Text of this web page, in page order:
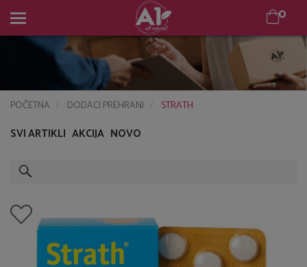
0
POČETNA DODACI PREHRANI STRATH
SVI ARTIKLI AKCIJA NOVO